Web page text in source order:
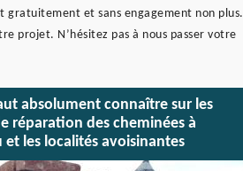
gratuitement et sans engagement non plus.
projet. N’hésitez pas à nous passer votre
absolument connaître sur les
réparation des cheminées à
et les localités avoisinantes